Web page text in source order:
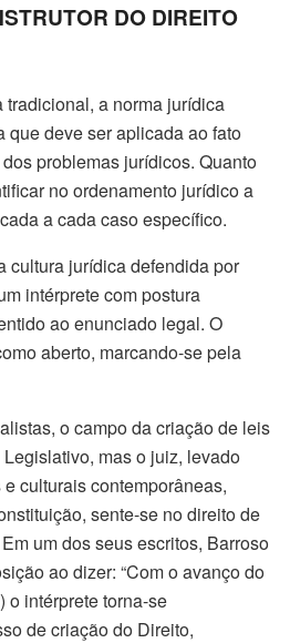
DO DIREITO
a norma jurídica
que deve ser aplicada ao fato
problemas jurídicos. Quanto
no ordenamento jurídico a
a cada caso específico.
cultura jurídica defendida por
intérprete com postura
ao enunciado legal. O
aberto, marcando-se pela
o campo da criação de leis
mas o juiz, levado
culturais contemporâneas,
sente-se no direito de
um dos seus escritos, Barroso
ao dizer: “Com o avanço do
intérprete torna-se
de criação do Direito,